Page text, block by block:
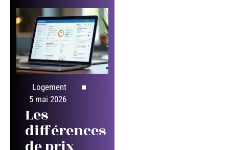
Logement
5 mai 2026
Les
différences